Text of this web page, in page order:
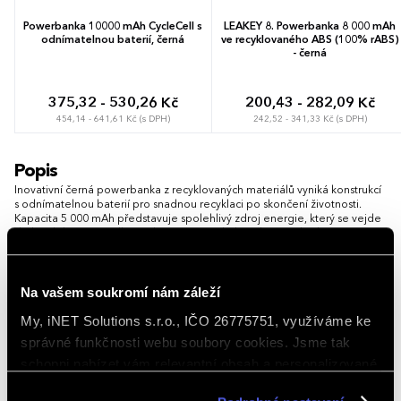
Na vašem soukromí nám záleží
My, iNET Solutions s.r.o., IČO 26775751, využíváme ke
správné funkčnosti webu soubory cookies. Jsme tak
Powerbanka 10000 mAh CycleCell s
odnímatelnou baterií, černá
375,32 - 530,26 Kč
454,14 - 641,61 Kč (s DPH)
LEAKEY 8. Powerbanka 8 000 mAh
ve recyklovaného ABS (100% rABS)
- černá
200,43 - 282,09 Kč
242,52 - 341,33 Kč (s DPH)
Popis
Inovativní černá powerbanka z recyklovaných materiálů vyniká konstrukcí
s odnímatelnou baterií pro snadnou recyklaci po skončení životnosti.
Kapacita 5 000 mAh představuje spolehlivý zdroj energie, který se vejde
opětovné nabití zařízení z libovolného síťového adaptéru.
Možnost brandingu:Produkt lze opatřit potiskem dle vašich
požadavků. Rádi vám doporučíme nejvhodnější technologii potisku s